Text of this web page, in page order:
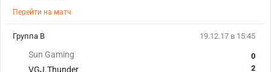
Перейти на матч
19.12.17 в 15:45
Sun Gaming
VGJ.Thunder
0
2
Группа B